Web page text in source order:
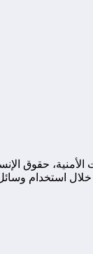
حقوق
استخدام وسائل